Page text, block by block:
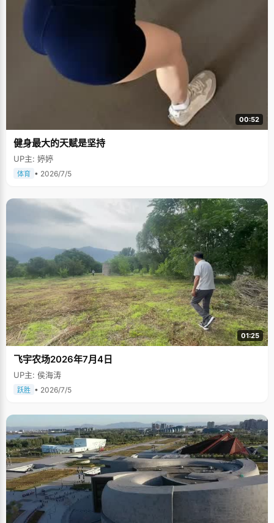
00:52
健身最大的天赋是坚持
UP主: 婷婷
体育 • 2026/7/5
01:25
飞宇农场2026年7月4日
UP主: 侯海涛
跃胜 • 2026/7/5